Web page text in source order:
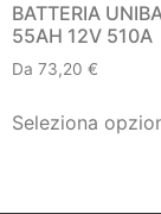
BATTERIA
55AH 12V 510A
Da 73,20 €
Seleziona